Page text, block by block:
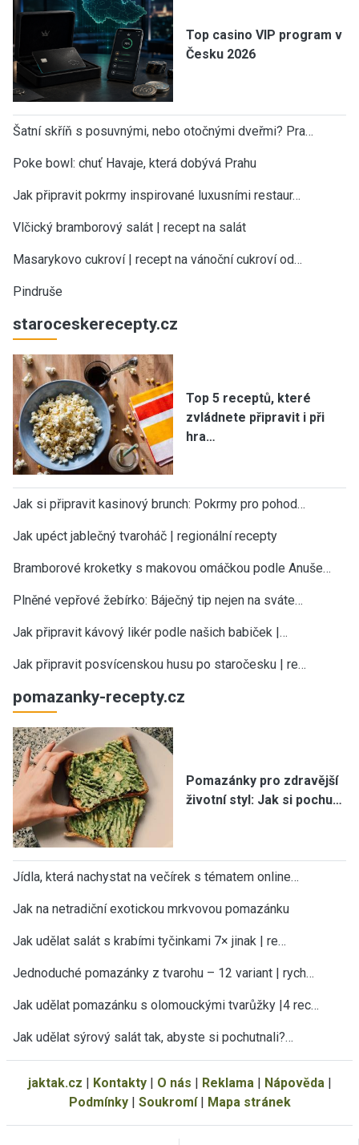
Top casino VIP program v
Česku 2026
Šatní skříň s posuvnými, nebo otočnými dveřmi? Pra…
Poke bowl: chuť Havaje, která dobývá Prahu
Jak připravit pokrmy inspirované luxusními restaur…
Vlčický bramborový salát | recept na salát
Masarykovo cukroví | recept na vánoční cukroví od…
Pindruše
staroceskerecepty.cz
Top 5 receptů, které
zvládnete připravit i při
hra…
Jak si připravit kasinový brunch: Pokrmy pro pohod…
Jak upéct jablečný tvaroháč | regionální recepty
Bramborové kroketky s makovou omáčkou podle Anuše…
Plněné vepřové žebírko: Báječný tip nejen na sváte…
Jak připravit kávový likér podle našich babiček |…
Jak připravit posvícenskou husu po staročesku | re…
pomazanky-recepty.cz
Pomazánky pro zdravější
životní styl: Jak si pochu…
Jídla, která nachystat na večírek s tématem online…
Jak na netradiční exotickou mrkvovou pomazánku
Jak udělat salát s krabími tyčinkami 7× jinak | re…
Jednoduché pomazánky z tvarohu – 12 variant | rych…
Jak udělat pomazánku s olomouckými tvarůžky |4 rec…
Jak udělat sýrový salát tak, abyste si pochutnali?…
jaktak.cz Kontakty| O nás Reklama| Nápověda|
Podmínky| Soukromí| Mapa stránek